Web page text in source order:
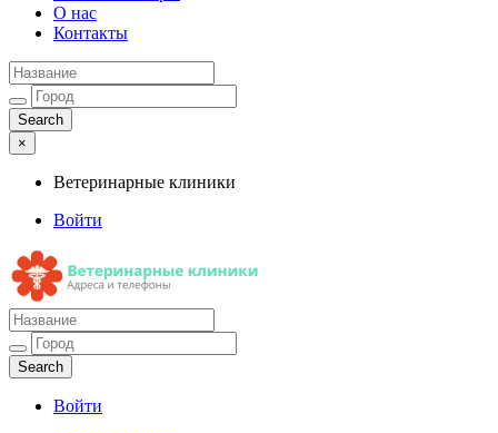
О нас
Контакты
×
Ветеринарные клиники
Войти
Ветеринарные клиники
Адреса и телефоны
Войти